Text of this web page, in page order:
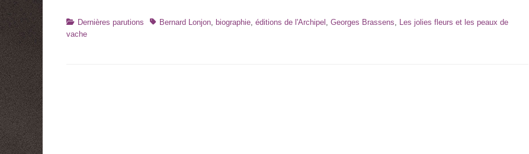
Catégories
Dernières parutions TagsBernard Lonjon, biographie, éditions de l'Archipel , Georges Brassens, Les jolies fleurs et les peaux de
vache